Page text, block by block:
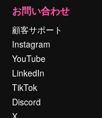
お問い合わせ
顧客サポート
Instagram
YouTube
LinkedIn
TikTok
Discord